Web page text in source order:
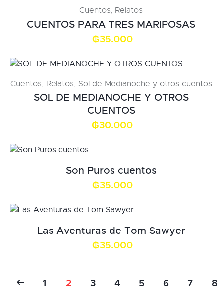
Cuentos, Relatos
CUENTOS PARA TRES MARIPOSAS
₲35.000
Cuentos, Relatos, Sol de Medianoche y otros cuentos
SOL DE MEDIANOCHE Y OTROS
CUENTOS
₲30.000
Son Puros cuentos
₲35.000
Las Aventuras de Tom Sawyer
₲35.000
1 2 3 4 5 6 7 8
→